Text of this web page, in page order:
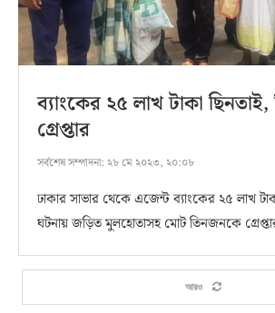
ব্যাংকের ২৫ লাখ টাকা
গ্রেপ্তার
সর্বশেষ সম্পাদনা: ২৮ মে ২০২৩, ২০:০৮
ঢাকার সাভার থেকে এজেন্ট ব্যাংকের ২৫ লাখ
ঘটনায় জড়িত মুলহোতাসহ মোট তিনজনকে
আরও